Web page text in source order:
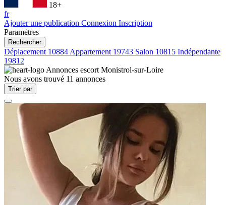
18+
fr
Ajouter une publication Connexion Inscription
Paramètres
Rechercher
Déplacement 10884 Appartement 19743 Salon 10815 Indépendante
19812
Annonces escort Monistrol-sur-Loire
Nous avons trouvé 11 annonces
Trier par